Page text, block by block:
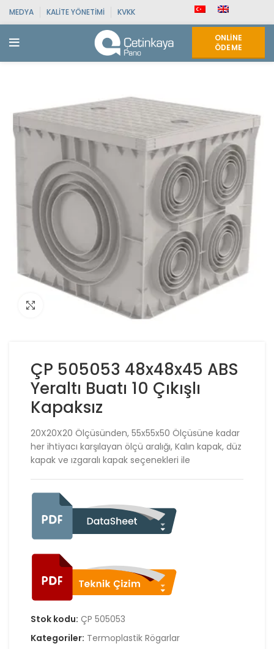
MEDYA KALITE YÖNETIMI KVKK
ONLINE
ÖDEME
Click to enlarge
ÇP 505053 48x48x45 ABS
Yeraltı Buatı 10 Çıkışlı
Kapaksız
20X20X20 Ölçüsünden, 55x55x50 Ölçüsüne kadar
her ihtiyacı karşılayan ölçü aralığı, Kalın kapak, düz
kapak ve ızgaralı kapak seçenekleri ile
Stok kodu: ÇP 505053
Kategoriler: Termoplastik Rögarlar